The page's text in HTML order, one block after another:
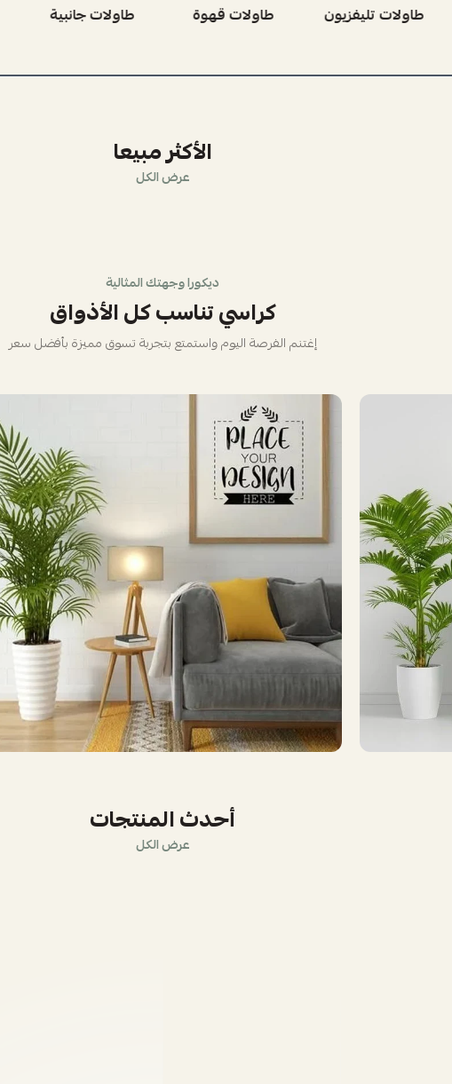
طاولات تليفزيون طاولات قهوة طاولات جانبية
الأكثر مبيعا
عرض الكل
ديكورا وجهتك المثالية
كراسي تناسب كل الأذواق
إغتنم الفرصة اليوم واستمتع بتجربة تسوق مميزة بأفضل سعر
أحدث المنتجات
عرض الكل